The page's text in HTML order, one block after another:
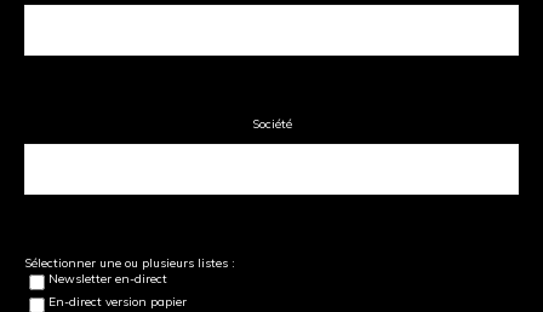
Société
Sélectionner une ou plusieurs listes :
Newsletter en-direct
En-direct version papier